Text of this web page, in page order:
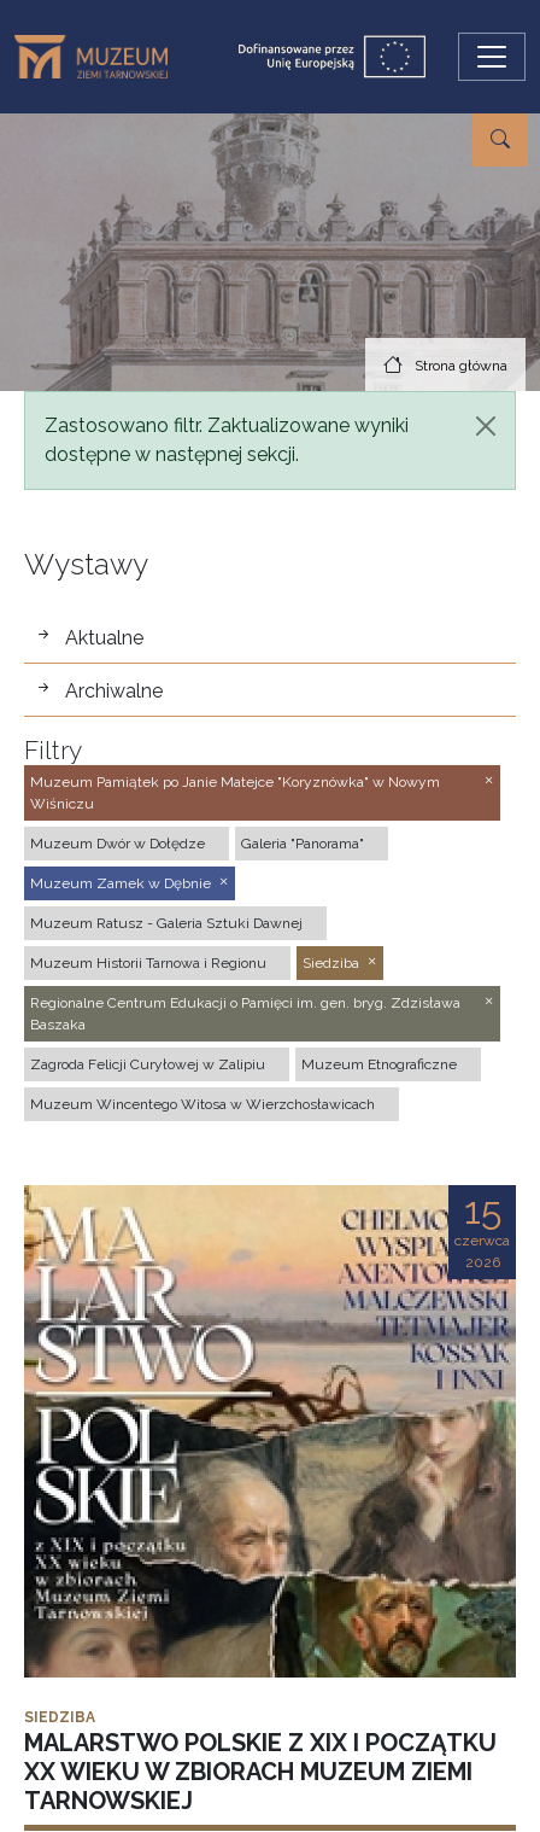
Strona główna
Komunikat
Zastosowano filtr. Zaktualizowane wyniki
dostępne w następnej sekcji.
Wystawy
wystawy
Aktualne
Archiwalne
Filtry
Muzeum Pamiątek po Janie Matejce "Koryznówka" w Nowym
Wiśniczu
Muzeum Dwór w Dołędze Galeria "Panorama"
Muzeum Zamek w Dębnie
Muzeum Ratusz - Galeria Sztuki Dawnej
Muzeum Historii Tarnowa i Regionu Siedziba
Regionalne Centrum Edukacji o Pamięci im. gen. bryg. Zdzisława
Baszaka
Zagroda Felicji Curyłowej w Zalipiu Muzeum Etnograficzne
Muzeum Wincentego Witosa w Wierzchosławicach
15
czerwca
2026
SIEDZIBA
MALARSTWO POLSKIE Z XIX I POCZĄTKU
XX WIEKU W ZBIORACH MUZEUM ZIEMI
TARNOWSKIEJ